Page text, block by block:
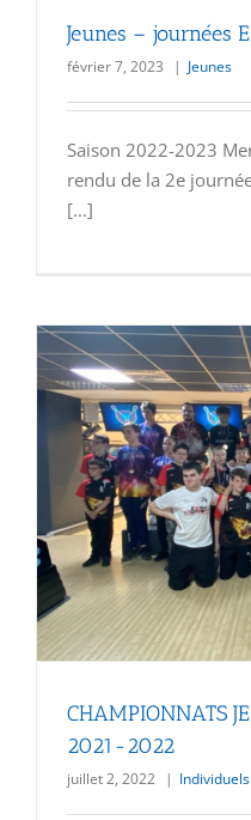
Jeunes – journées
février 7, 2023 | Jeunes
Saison 2022-2023
rendu de la 2e
[...]
CHAMPIONNATS
2021-2022
juillet 2, 2022 | Individuels